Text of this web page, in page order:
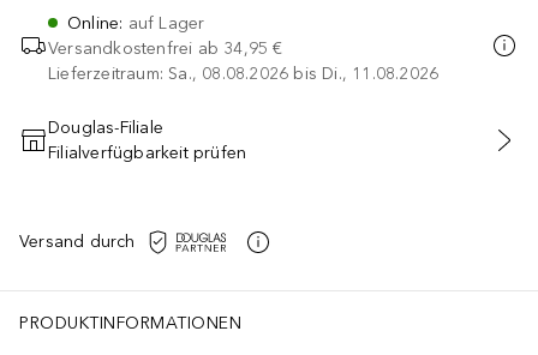
Online: auf Lager
Versandkostenfrei ab 34,95 €
Lieferzeitraum: Sa., 08.08.2026 bis Di., 11.08.2026
IN DEN WARENKORB
Douglas-Filiale
Filialverfügbarkeit prüfen
Versand durch
PRODUKTINFORMATIONEN